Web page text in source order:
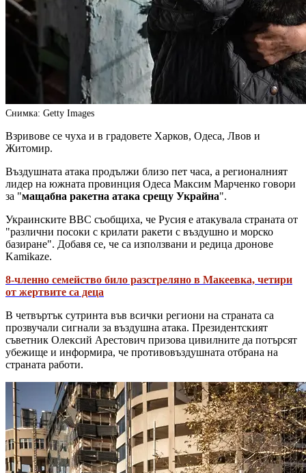
Снимка: Getty Images
Взривове се чуха и в градовете Харков, Одеса, Лвов и
Житомир.
Въздушната атака продължи близо пет часа, а регионалният
лидер на южната провинция Одеса Максим Марченко говори
за "мащабна ракетна атака срещу Украйна".
Украинските ВВС съобщиха, че Русия е атакувала страната от
"различни посоки с крилати ракети с въздушно и морско
базиране". Добавя се, че са използвани и редица дронове
Kamikaze.
8-членно семейство било разстреляно в Макеевка, четири
от жертвите са деца
В четвъртък сутринта във всички региони на страната са
прозвучали сигнали за въздушна атака. Президентският
съветник Олексий Арестович призова цивилните да потърсят
убежище и информира, че противовъздушната отбрана на
страната работи.